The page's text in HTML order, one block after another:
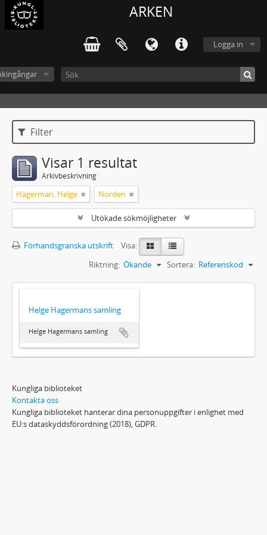
ARKEN
Logga in
Filter
Visar 1 resultat
Arkivbeskrivning
Hagerman, Helge Norden
Utökade sökmöjligheter
Förhandsgranska utskrift
Visa:
Sortera: Referenskod
Riktning: Ökande
Helge Hagermans samling
Helge Hagermans samling
Kungliga biblioteket
Kontakta oss
Kungliga biblioteket hanterar dina personuppgifter i enlighet med
EU:s dataskyddsförordning (2018), GDPR.